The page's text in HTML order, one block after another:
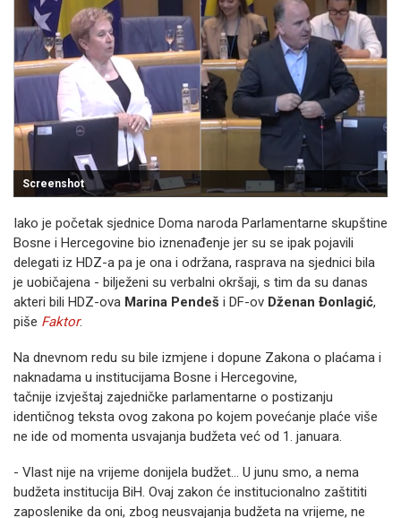
Screenshot
Iako je početak sjednice Doma naroda Parlamentarne skupštine
Bosne i Hercegovine bio iznenađenje jer su se ipak pojavili
delegati iz HDZ-a pa je ona i održana, rasprava na sjednici bila
je uobičajena - bilježeni su verbalni okršaji, s tim da su danas
akteri bili HDZ-ova Marina Pendeš i DF-ov Dženan Đonlagić,
piše Faktor.
Na dnevnom redu su bile izmjene i dopune Zakona o plaćama i
naknadama u institucijama Bosne i Hercegovine,
tačnije izvještaj zajedničke parlamentarne o postizanju
identičnog teksta ovog zakona po kojem povećanje plaće više
ne ide od momenta usvajanja budžeta već od 1. januara.
- Vlast nije na vrijeme donijela budžet... U junu smo, a nema
budžeta institucija BiH. Ovaj zakon će institucionalno zaštititi
zaposlenike da oni, zbog neusvajanja budžeta na vrijeme, ne